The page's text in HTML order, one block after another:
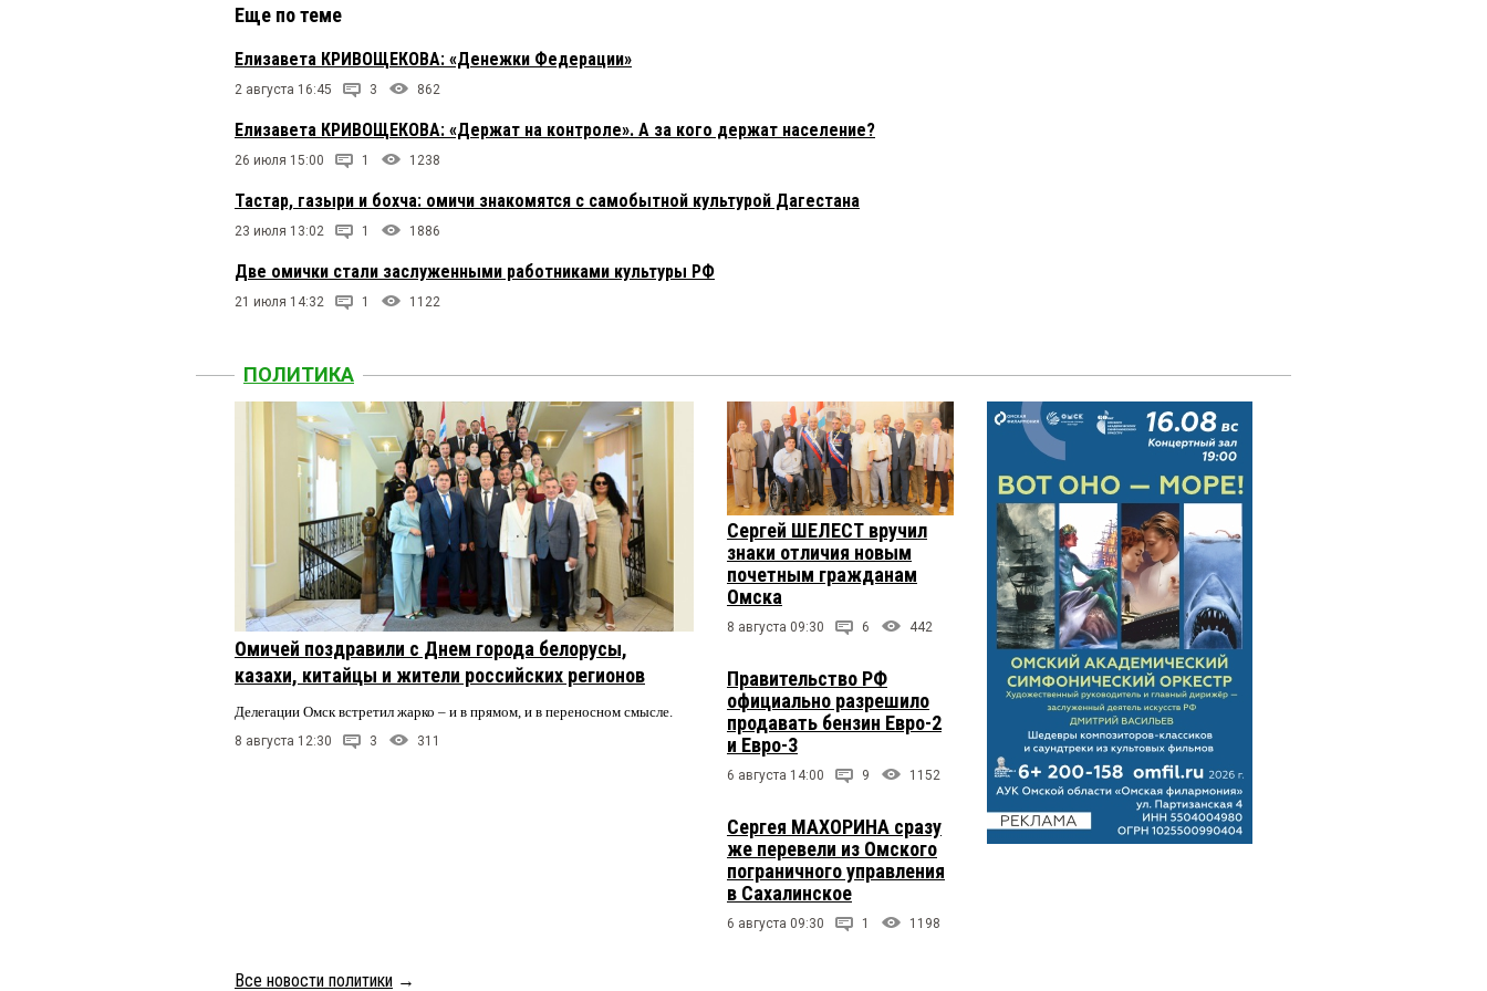
Еще по теме
Елизавета КРИВОЩЕКОВА: «Денежки Федерации»
2 августа 16:45 3 862
Елизавета КРИВОЩЕКОВА: «Держат на контроле». А за кого держат население?
26 июля 15:00 1 1238
Тастар, газыри и бохча: омичи знакомятся с самобытной культурой Дагестана
23 июля 13:02 1 1886
Две омички стали заслуженными работниками культуры РФ
21 июля 14:32 1 1122
ПОЛИТИКА
Омичей поздравили с Днем города белорусы,
казахи, китайцы и жители российских регионов
Делегации Омск встретил жарко – и в прямом, и в переносном смысле.
8 августа 12:30 3 311
Сергей ШЕЛЕСТ вручил
знаки отличия новым
почетным гражданам
Омска
8 августа 09:30 6 442
Правительство РФ
официально разрешило
продавать бензин Евро-2
и Евро-3
6 августа 14:00 9 1152
Сергея МАХОРИНА сразу
же перевели из Омского
пограничного управления
в Сахалинское
6 августа 09:30 1 1198
Все новости политики →